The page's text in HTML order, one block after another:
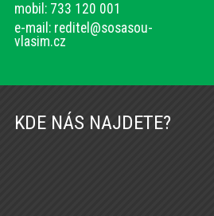
mobil: 733 120 001
e-mail: reditel@sosasou-
vlasim.cz
KDE NÁS NAJDETE?